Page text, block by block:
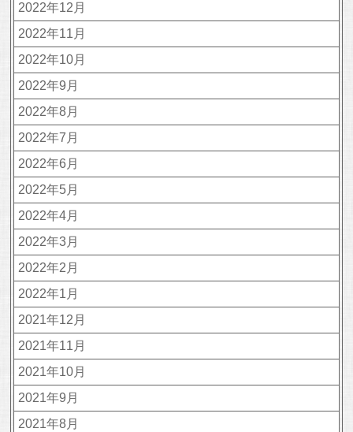
2022年12月
2022年11月
2022年10月
2022年9月
2022年8月
2022年7月
2022年6月
2022年5月
2022年4月
2022年3月
2022年2月
2022年1月
2021年12月
2021年11月
2021年10月
2021年9月
2021年8月